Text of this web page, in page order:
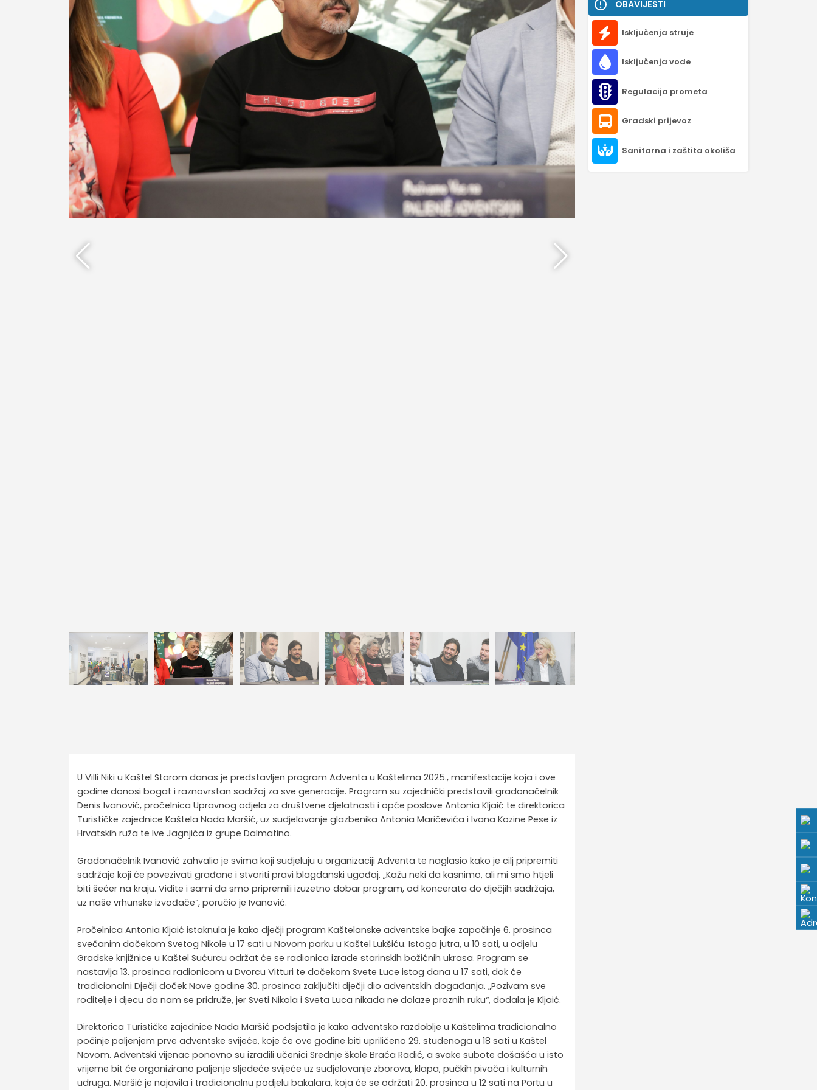
U Villi Niki u Kaštel Starom danas je predstavljen program Adventa u Kaštelima 2025., manifestacije koja i ove
godine donosi bogat i raznovrstan sadržaj za sve generacije. Program su zajednički predstavili gradonačelnik
Denis Ivanović, pročelnica Upravnog odjela za društvene djelatnosti i opće poslove Antonia Kljaić te direktorica
Turističke zajednice Kaštela Nada Maršić, uz sudjelovanje glazbenika Antonia Maričevića i Ivana Kozine Pese iz
Hrvatskih ruža te Ive Jagnjića iz grupe Dalmatino.
Gradonačelnik Ivanović zahvalio je svima koji sudjeluju u organizaciji Adventa te naglasio kako je cilj pripremiti
sadržaje koji će povezivati građane i stvoriti pravi blagdanski ugođaj. „Kažu neki da kasnimo, ali mi smo htjeli
biti šećer na kraju. Vidite i sami da smo pripremili izuzetno dobar program, od koncerata do dječjih sadržaja,
uz naše vrhunske izvođače“, poručio je Ivanović.
Pročelnica Antonia Kljaić istaknula je kako dječji program Kaštelanske adventske bajke započinje 6. prosinca
svečanim dočekom Svetog Nikole u 17 sati u Novom parku u Kaštel Lukšiću. Istoga jutra, u 10 sati, u odjelu
Gradske knjižnice u Kaštel Sućurcu održat će se radionica izrade starinskih božićnih ukrasa. Program se
nastavlja 13. prosinca radionicom u Dvorcu Vitturi te dočekom Svete Luce istog dana u 17 sati, dok će
tradicionalni Dječji doček Nove godine 30. prosinca zaključiti dječji dio adventskih događanja. „Pozivam sve
roditelje i djecu da nam se pridruže, jer Sveti Nikola i Sveta Luca nikada ne dolaze praznih ruku“, dodala je Kljaić.
Direktorica Turističke zajednice Nada Maršić podsjetila je kako adventsko razdoblje u Kaštelima tradicionalno
počinje paljenjem prve adventske svijeće, koje će ove godine biti upriličeno 29. studenoga u 18 sati u Kaštel
Novom. Adventski vijenac ponovno su izradili učenici Srednje škole Braća Radić, a svake subote došašća u isto
vrijeme bit će organizirano paljenje sljedeće svijeće uz sudjelovanje zborova, klapa, pučkih pivača i kulturnih
udruga. Maršić je najavila i tradicionalnu podjelu bakalara, koja će se održati 20. prosinca u 12 sati na Portu u
OBAVIJESTI
Isključenja struje
Isključenja vode
Regulacija prometa
Gradski prijevoz
Sanitarna i zaštita okoliša